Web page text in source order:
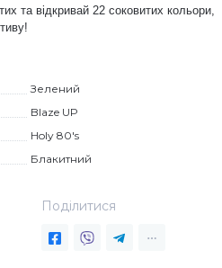
та відкривай 22 соковитих кольори,
Зелений
Blaze UP
Holy 80's
Блакитний
Поділитися